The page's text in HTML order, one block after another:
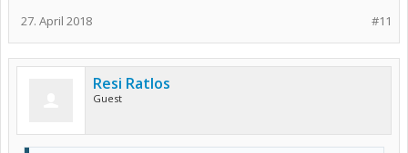
#11
27. April 2018
Resi Ratlos
Guest